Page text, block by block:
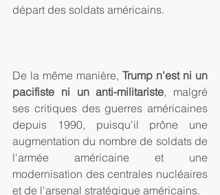
départ des soldats américains.
De la même manière, Trump n'est ni un
pacifiste ni un anti-militariste, malgré
ses critiques des guerres américaines
depuis 1990, puisqu'il prône une
augmentation du nombre de soldats de
l'armée américaine et une
modernisation des centrales nucléaires
et de l'arsenal stratégique américains.